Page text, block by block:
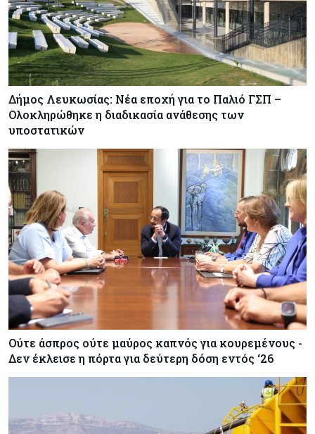
Δήμος Λευκωσίας: Νέα εποχή για το Παλιό ΓΣΠ –
Ολοκληρώθηκε η διαδικασία ανάθεσης των
υποστατικών
Ούτε άσπρος ούτε μαύρος καπνός για κουρεμένους -
Δεν έκλεισε η πόρτα για δεύτερη δόση εντός ‘26